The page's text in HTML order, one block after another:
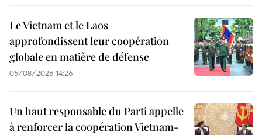
Le Vietnam et le Laos
approfondissent leur coopération
globale en matière de défense
05/08/2026 14:26
Un haut responsable du Parti appelle
à renforcer la coopération Vietnam-